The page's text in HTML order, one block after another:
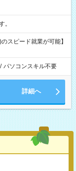
。
スピード就業が可能】
/ パソコンスキル不要
詳細へ